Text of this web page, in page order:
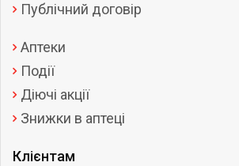
Публічний договір
Аптеки
Події
Діючі акції
Знижки в аптеці
Клієнтам